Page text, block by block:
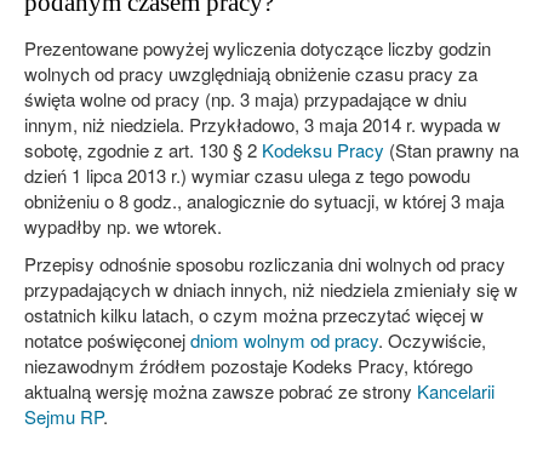
Prezentowane powyżej wyliczenia dotyczące liczby godzin
wolnych od pracy uwzględniają obniżenie czasu pracy za
święta wolne od pracy (np. 3 maja) przypadające w dniu
innym, niż niedziela. Przykładowo, 3 maja 2014 r. wypada w
sobotę, zgodnie z art. 130 § 2 Kodeksu Pracy (Stan prawny na
dzień 1 lipca 2013 r.) wymiar czasu ulega z tego powodu
obniżeniu o 8 godz., analogicznie do sytuacji, w której 3 maja
wypadłby np. we wtorek.
Przepisy odnośnie sposobu rozliczania dni wolnych od pracy
przypadających w dniach innych, niż niedziela zmieniały się w
ostatnich kilku latach, o czym można przeczytać więcej w
notatce poświęconejdniom wolnym od pracy. Oczywiście,
niezawodnym źródłem pozostaje Kodeks Pracy, którego
aktualną wersję można zawsze pobrać ze strony Kancelarii
Sejmu RP.